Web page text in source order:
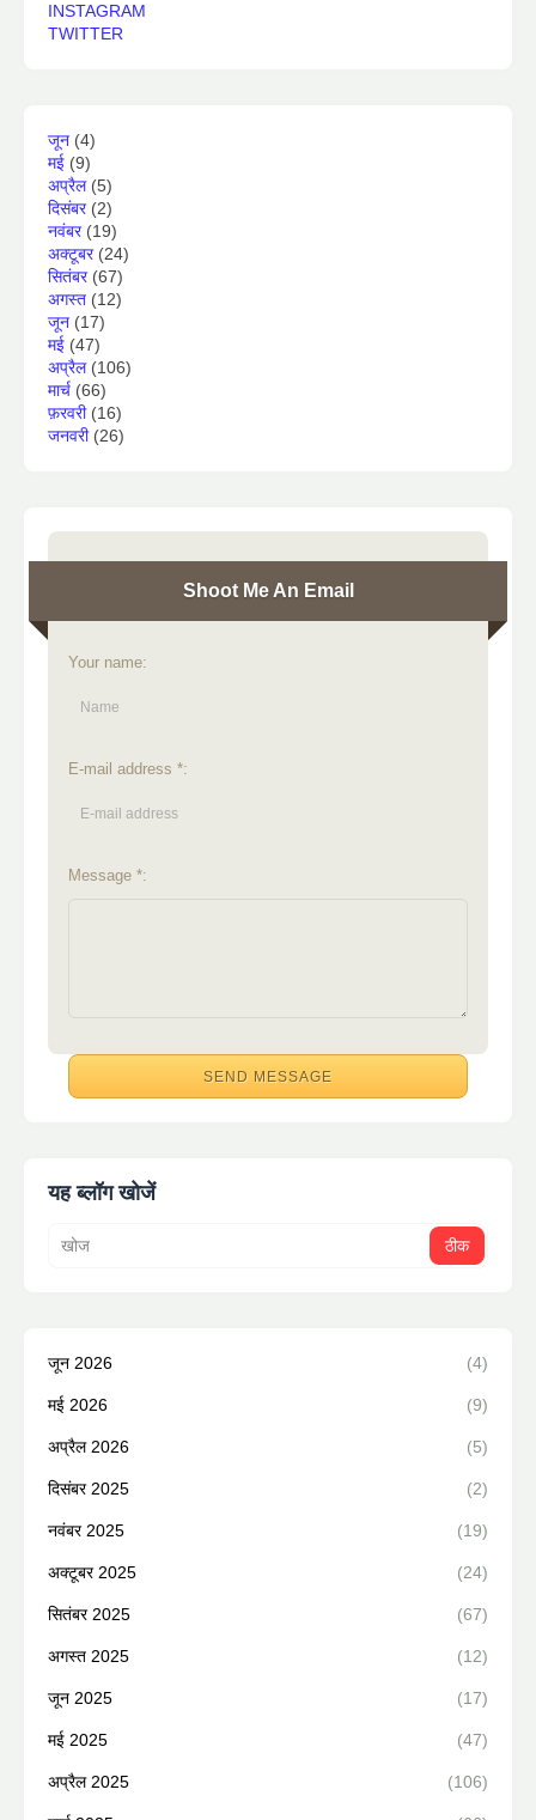
INSTAGRAM
TWITTER
जून (4)
मई (9)
अप्रैल(5)
दिसंबर(2)
नवंबर(19)
अक्टूबर(24)
सितंबर(67)
अगस्त (12)
जून (17)
मई (47)
अप्रैल(106)
मार्च (66)
फ़रवरी(16)
जनवरी(26)
Shoot Me An Email
Your name:
E-mail address *:
Message *:
यह ब्लॉग खोजें
जून 2026 (4)
मई 2026 (9)
अप्रैल 2026 (5)
दिसंबर 2025 (2)
नवंबर 2025 (19)
अक्टूबर 2025 (24)
सितंबर 2025 (67)
अगस्त 2025 (12)
जून 2025 (17)
मई 2025 (47)
अप्रैल 2025 (106)